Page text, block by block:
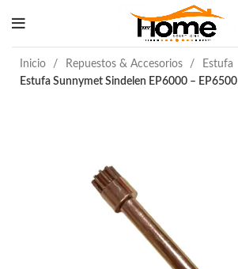
Inicio Repuestos & Accesorios Estufa
Estufa Sunnymet Sindelen EP6000 –